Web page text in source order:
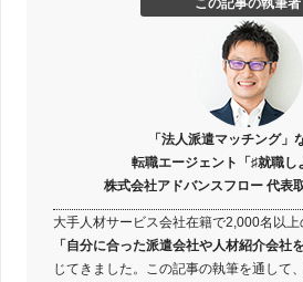
「法人派遣マッチング」
転職エージェント「♯就職し
株式会社アドバンスフロー 代表
大手人材サービス会社在籍で2,000名以上
「自分に合った派遣会社や人材紹介会社
じてきました。この記事の執筆を通して